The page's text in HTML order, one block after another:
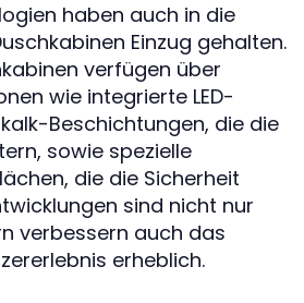
haben auch in die
Einzug gehalten.
verfügen über
wie integrierte LED-
Beschichtungen, die die
sowie spezielle
die die Sicherheit
sind nicht nur
verbessern auch das
erheblich.